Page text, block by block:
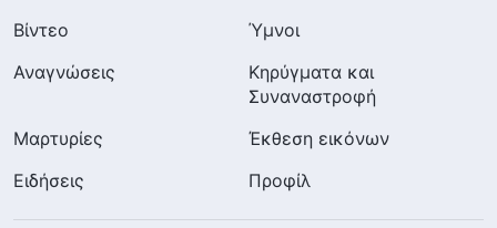
Βίντεο
Ύμνοι
Αναγνώσεις
Κηρύγματα και
Συναναστροφή
Μαρτυρίες
Έκθεση εικόνων
Ειδήσεις
Προφίλ